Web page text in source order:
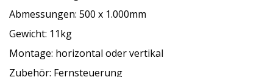
Abmessungen: 500 x 1.000mm
Gewicht: 11kg
Montage: horizontal oder vertikal
Zubehör: Fernsteuerung